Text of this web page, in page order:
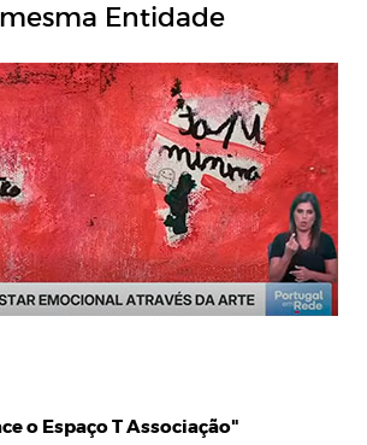
Entidade
o Espaço T Associação"